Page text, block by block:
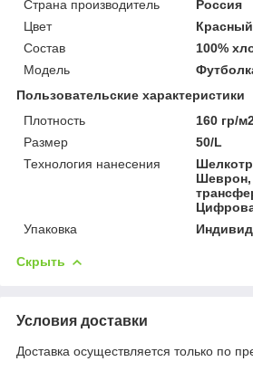
Страна производитель
Россия
Цвет
Красный
Состав
100%
Мoдель
Пользовательские характеристики
Плотность
160 гр/
Размер
50/L
Технология нанесения
Упаковка
Скрыть
Условия доставки
Доставка осуществляется только по